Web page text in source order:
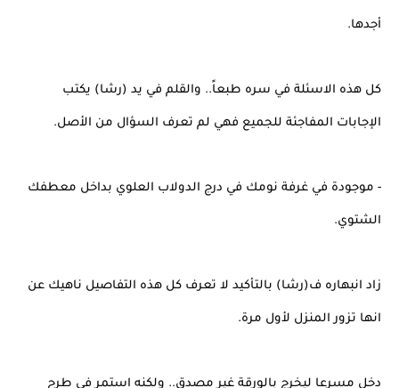
أجدها.
كل هذه الاسئلة في سره طبعاً.. والقلم في يد (رشا) يكتب
الإجابات المفاجئة للجميع فهي لم تعرف السؤال من الأصل.
- موجودة في غرفة نومك في درج الدولاب العلوي بداخل معطفك
الشتوي.
زاد انبهاره ف(رشا) بالتأكيد لا تعرف كل هذه التفاصيل ناهيك عن
انها تزور المنزل لأول مرة.
دخل مسرعا ليخرج بالورقة غير مصدق.. ولكنه استمر في طرح